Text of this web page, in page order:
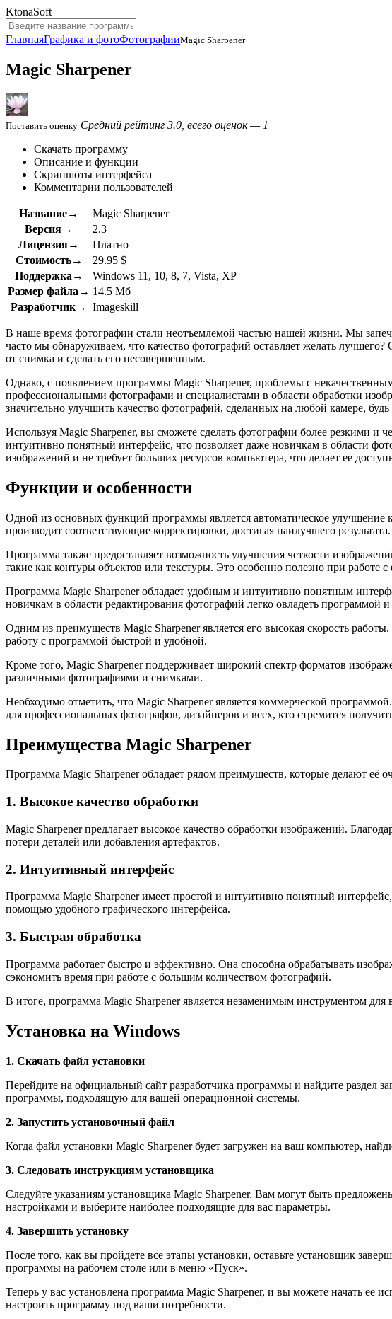
KtonaSoft
ГлавнаяГрафика и фотоФотографииMagic Sharpener
Magic Sharpener
Поставить оценку Средний рейтинг 3.0, всего оценок — 1
Скачать программу
Описание и функции
Скриншоты интерфейса
Комментарии пользователей
Название→
Magic Sharpener
Версия→
2.3
Лицензия→
Платно
Стоимость→
29.95 $
Поддержка→
Windows 11, 10, 8, 7, Vista, XP
Размер файла→ 14.5 Мб
Разработчик→
Imageskill
В наше время фотографии стали неотъемлемой частью нашей жизни. Мы
часто мы обнаруживаем, что качество фотографий оставляет желать
от снимка и сделать его несовершенным.
Однако, с появлением программы Magic Sharpener, проблемы с
профессиональными фотографами и специалистами в области обработки
значительно улучшить качество фотографий, сделанных на любой камере,
Используя Magic Sharpener, вы сможете сделать фотографии более резкими
интуитивно понятный интерфейс, что позволяет даже новичкам в области
изображений и не требует больших ресурсов компьютера, что делает ее
Функции и особенности
Одной из основных функций программы является автоматическое улучшение
производит соответствующие корректировки, достигая наилучшего результата.
Программа также предоставляет возможность улучшения четкости
такие как контуры объектов или текстуры. Это особенно полезно при
Программа Magic Sharpener обладает удобным и интуитивно понятным
новичкам в области редактирования фотографий легко овладеть программой
Одним из преимуществ Magic Sharpener является его высокая скорость
работу с программой быстрой и удобной.
Кроме того, Magic Sharpener поддерживает широкий спектр форматов
различными фотографиями и снимками.
Необходимо отметить, что Magic Sharpener является коммерческой
для профессиональных фотографов, дизайнеров и всех, кто стремится
Преимущества Magic Sharpener
Программа Magic Sharpener обладает рядом преимуществ, которые делают её
1. Высокое качество обработки
Magic Sharpener предлагает высокое качество обработки изображений.
потери деталей или добавления артефактов.
2. Интуитивный интерфейс
Программа Magic Sharpener имеет простой и интуитивно понятный
помощью удобного графического интерфейса.
3. Быстрая обработка
Программа работает быстро и эффективно. Она способна обрабатывать
сэкономить время при работе с большим количеством фотографий.
В итоге, программа Magic Sharpener является незаменимым инструментом
Установка на Windows
1. Скачать файл установки
Перейдите на официальный сайт разработчика программы и найдите раздел
программы, подходящую для вашей операционной системы.
2. Запустить установочный файл
Когда файл установки Magic Sharpener будет загружен на ваш компьютер,
3. Следовать инструкциям установщика
Следуйте указаниям установщика Magic Sharpener. Вам могут быть
настройками и выберите наиболее подходящие для вас параметры.
4. Завершить установку
После того, как вы пройдете все этапы установки, оставьте установщик
программы на рабочем столе или в меню «Пуск».
Теперь у вас установлена программа Magic Sharpener, и вы можете начать ее
настроить программу под ваши потребности.